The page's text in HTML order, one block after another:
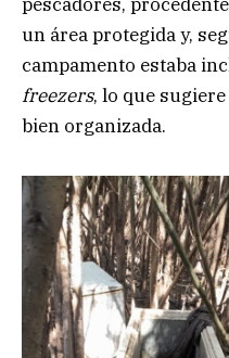
un área protegida y,
campamento estaba
freezers, lo que
bien organizada.